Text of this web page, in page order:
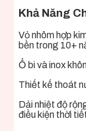
Khả Năng
Vỏ nhôm hợp
bền trong 10+
Ổ bi và inox
Thiết kế thoát
Dải nhiệt độ
điều kiện thời